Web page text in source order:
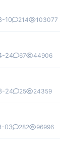
10 214 103077
24 67 44906
24 25 24359
03 282 96996